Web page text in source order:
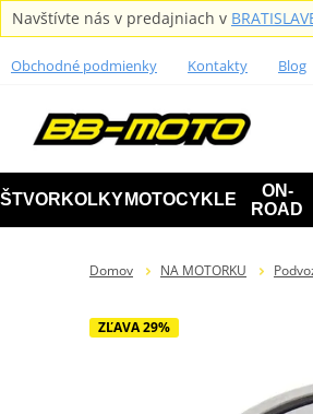
Navštívte nás v predajniach v
Obchodné podmienky Kontakty Blog
ŠTVORKOLKY MOTOCYKLE
ON-
ROAD
Domov NA MOTORKU
ZĽAVA 29%